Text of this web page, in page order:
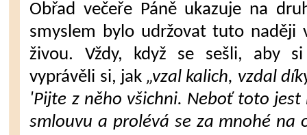
Obřad večeře Páně ukazuje na
smyslem bylo udržovat tuto naději
živou. Vždy, když se sešli, aby
vyprávěli si, jak „vzal kalich, vzdal
'Pijte z něho všichni. Neboť to­to
smlou­vu a prolévá se za mnohé na